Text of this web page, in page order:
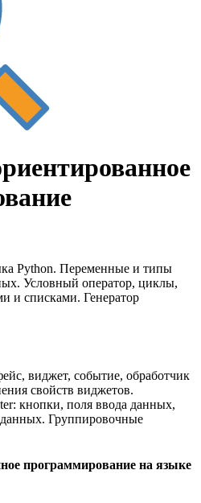
Python. Переменные и типы
Условный оператор, циклы,
и списками. Генератор
виджет, событие, обработчик
свойств виджетов.
кнопки, поля ввода данных,
Группировочные
программирование на языке